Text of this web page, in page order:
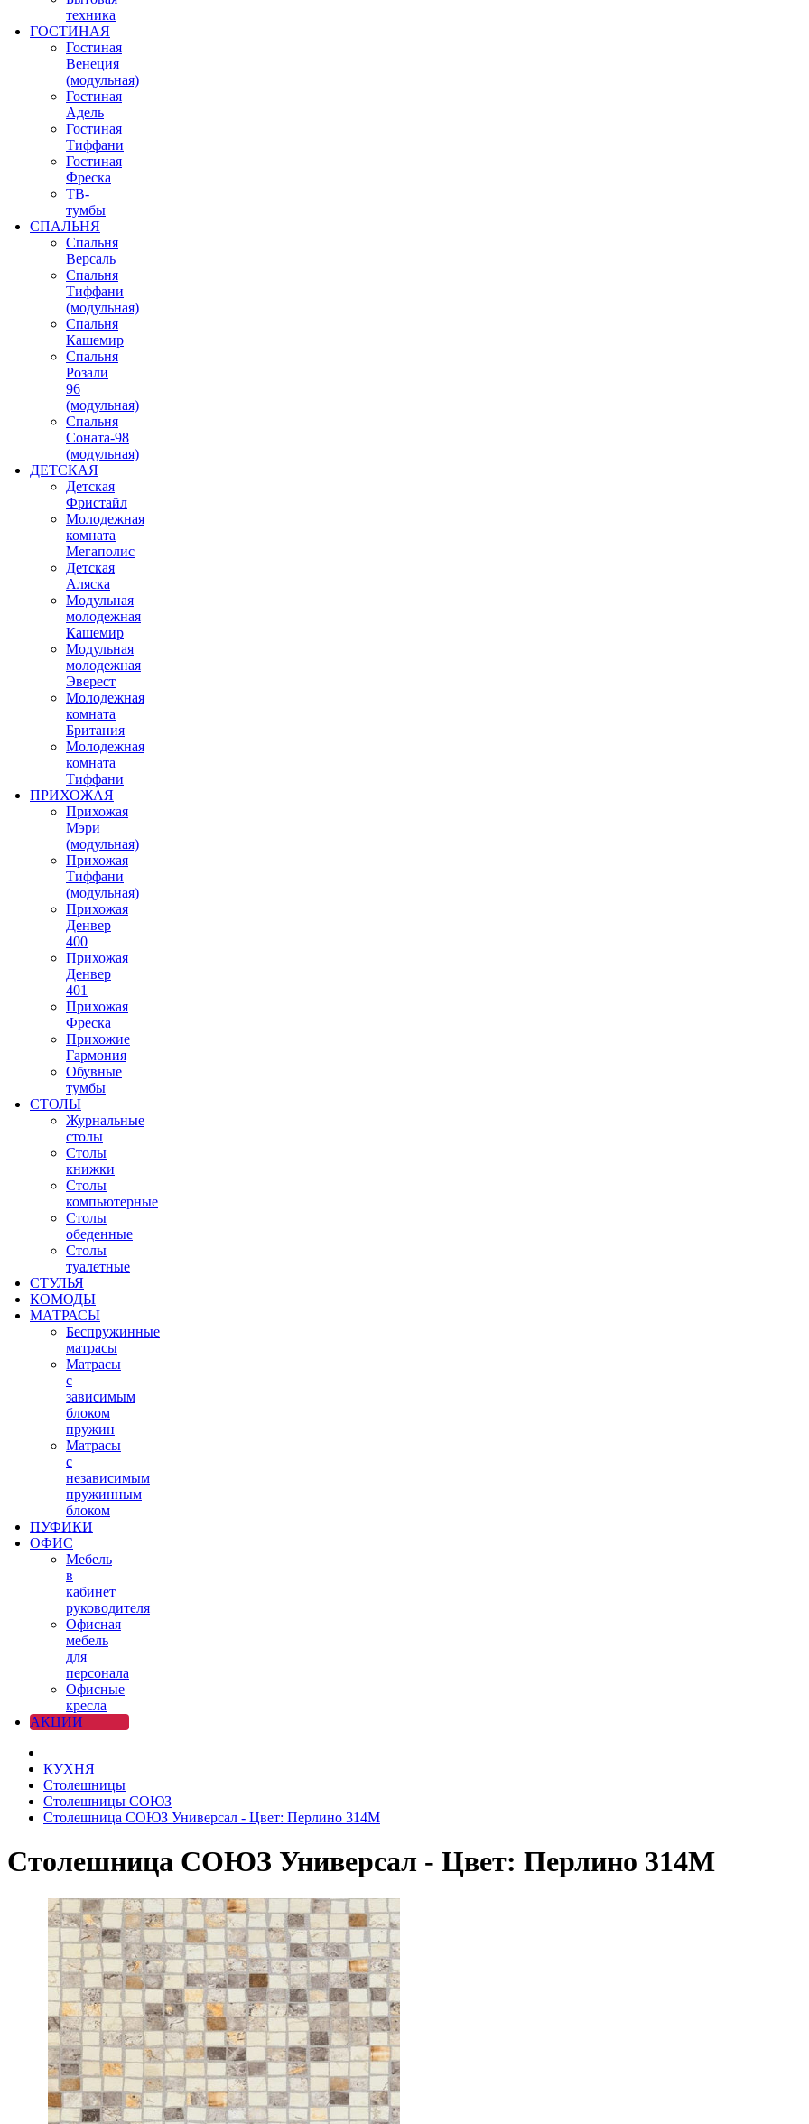
техника
ГОСТИНАЯ
Гостиная
Венеция
(модульная)
Гостиная
Адель
Гостиная
Тиффани
Гостиная
Фреска
ТВ-
тумбы
СПАЛЬНЯ
Спальня
Версаль
Спальня
Тиффани
(модульная)
Спальня
Кашемир
Спальня
Розали
96
(модульная)
Спальня
Соната-98
(модульная)
ДЕТСКАЯ
Детская
Фристайл
Молодежная
комната
Мегаполис
Детская
Аляска
Модульная
молодежная
Кашемир
Модульная
молодежная
Эверест
Молодежная
комната
Британия
Молодежная
комната
Тиффани
ПРИХОЖАЯ
Прихожая
Мэри
(модульная)
Прихожая
Тиффани
(модульная)
Прихожая
Денвер
400
Прихожая
Денвер
401
Прихожая
Фреска
Прихожие
Гармония
Обувные
тумбы
СТОЛЫ
Журнальные
столы
Столы
книжки
Столы
компьютерные
Столы
обеденные
Столы
туалетные
СТУЛЬЯ
КОМОДЫ
МАТРАСЫ
Беспружинные
матрасы
Матрасы
с
зависимым
блоком
пружин
Матрасы
с
независимым
пружинным
блоком
ПУФИКИ
ОФИС
Мебель
в
кабинет
руководителя
Офисная
мебель
для
персонала
Офисные
кресла
АКЦИИ
КУХНЯ
Столешницы
Столешницы СОЮЗ
Столешница СОЮЗ Универсал - Цвет: Перлино 314М
Столешница СОЮЗ Универсал - Цвет: Перлино 314М